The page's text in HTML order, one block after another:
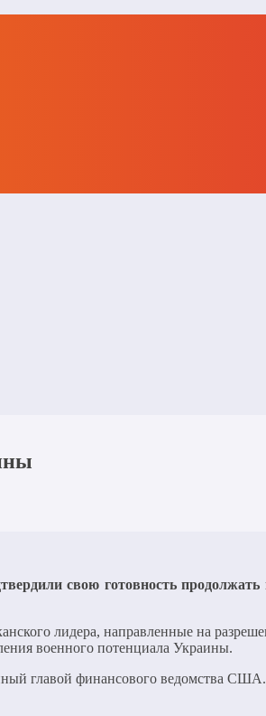
свою готовность
лидера, направленные на
военного потенциала Украины.
главой финансового ведомства